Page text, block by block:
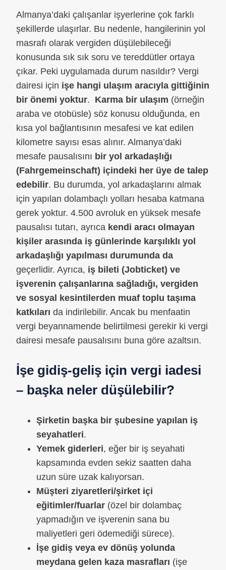
Almanya’daki çalışanlar işyerlerine çok farklı
şekillerde ulaşırlar. Bu nedenle, hangilerinin yol
masrafı olarak vergiden düşülebileceği
konusunda sık sık soru ve tereddütler ortaya
çıkar. Peki uygulamada durum nasıldır? Vergi
dairesi için işe hangi ulaşım aracıyla gittiğinin
bir önemi yoktur. Karma bir ulaşım (örneğin
araba ve otobüsle) söz konusu olduğunda, en
kısa yol bağlantısının mesafesi ve kat edilen
kilometre sayısı esas alınır. Almanya’daki
mesafe pausalısını bir yol arkadaşlığı
(Fahrgemeinschaft) içindeki her üye de talep
edebilir. Bu durumda, yol arkadaşlarını almak
için yapılan dolambaçlı yolları hesaba katmana
gerek yoktur. 4.500 avroluk en yüksek mesafe
pausalısı tutarı, ayrıca kendi aracı olmayan
kişiler arasında iş günlerinde karşılıklı yol
arkadaşlığı yapılması durumunda da
geçerlidir. Ayrıca, iş bileti (Jobticket) ve
işverenin çalışanlarına sağladığı, vergiden
ve sosyal kesintilerden muaf toplu taşıma
katkıları da indirilebilir. Ancak bu menfaatin
vergi beyannamende belirtilmesi gerekir ki vergi
dairesi mesafe pausalısını buna göre azaltsın.
İşe gidiş-geliş için vergi iadesi
– başka neler düşülebilir?
Şirketin başka bir şubesine yapılan iş
seyahatleri.
Yemek giderleri, eğer bir iş seyahati
kapsamında evden sekiz saatten daha
uzun süre uzak kalıyorsan.
Müşteri ziyaretleri/şirket içi
eğitimler/fuarlar (özel bir dolambaç
yapmadığın ve işverenin sana bu
maliyetleri geri ödemediği sürece).
İşe gidiş veya ev dönüş yolunda
meydana gelen kaza masrafları (işe